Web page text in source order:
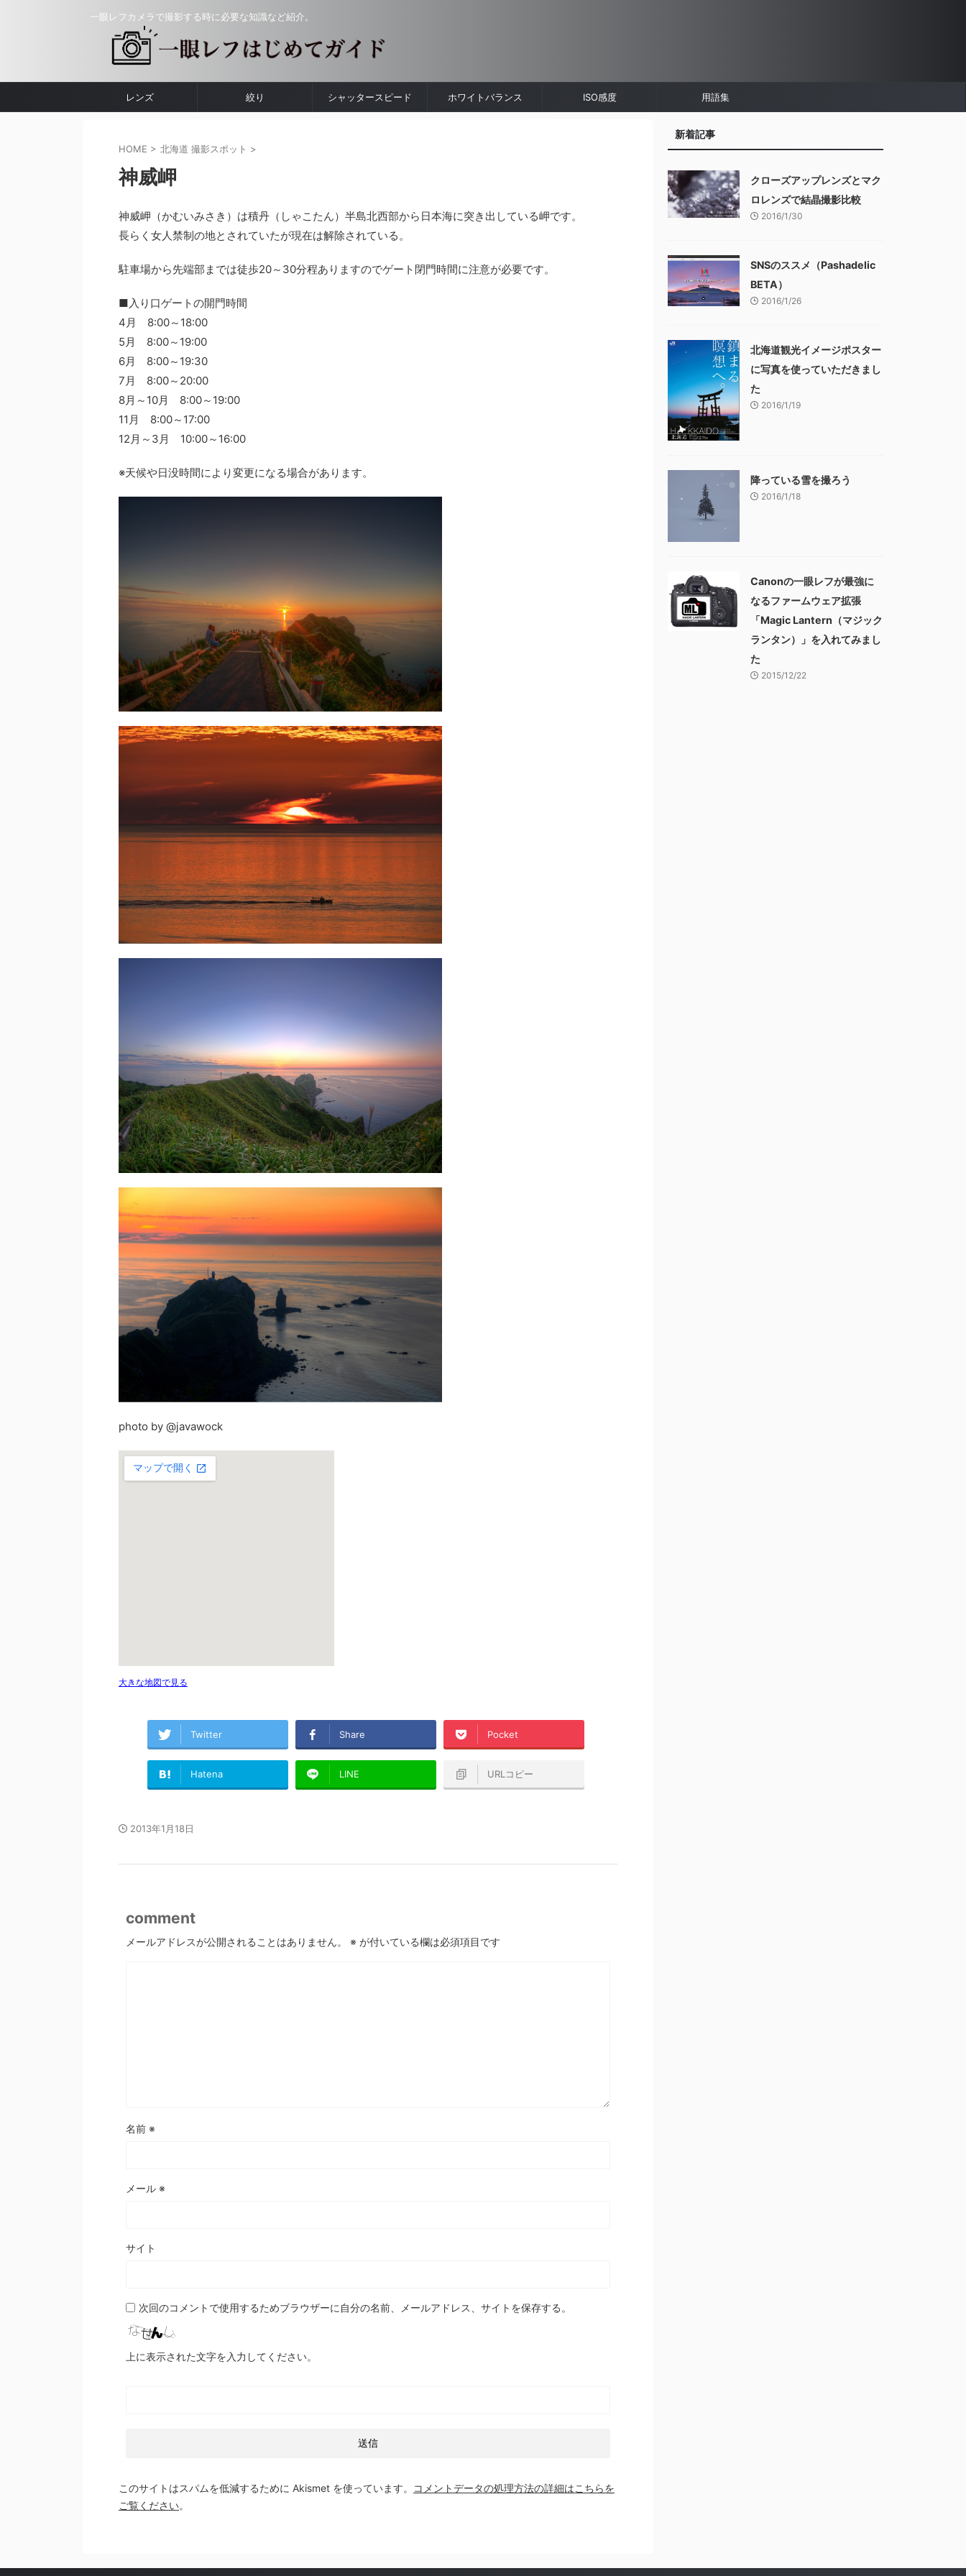
一眼レフカメラで撮影する時に必要な知識など紹介。
レンズ 絞り シャッタースピード ホワイトバランス ISO感度 用語集
HOME > 北海道 撮影スポット >
神威岬
神威岬（かむいみさき）は積丹（しゃこたん）半島北西部から日本海に突き出している岬です。
長らく女人禁制の地とされていたが現在は解除されている。
駐車場から先端部までは徒歩20～30分程ありますのでゲート閉門時間に注意が必要です。
■入り口ゲートの開門時間
4月 8:00～18:00
5月 8:00～19:00
6月 8:00～19:30
7月 8:00～20:00
8月～10月 8:00～19:00
11月 8:00～17:00
12月～3月 10:00～16:00
※天候や日没時間により変更になる場合があります。
photo by @javawock
大きな地図で見る
Twitter Share Pocket
Hatena LINE URLコピー
2013年1月18日
comment
メールアドレスが公開されることはありません。 ※ が付いている欄は必須項目です
名前 ※
メール ※
サイト
次回のコメントで使用するためブラウザーに自分の名前、メールアドレス、サイトを保存する。
上に表示された文字を入力してください。
このサイトはスパムを低減するために Akismet を使っています。
コメントデータの処理方法の詳細はこちらを
ご覧ください。
新着記事
クローズアップレンズとマク
ロレンズで結晶撮影比較
2016/1/30
SNSのススメ（Pashadelic
BETA）
2016/1/26
北海道観光イメージポスター
に写真を使っていただきまし
た
2016/1/19
降っている雪を撮ろう
2016/1/18
Canonの一眼レフが最強に
なるファームウェア拡張
「Magic Lantern（マジック
ランタン）」を入れてみまし
た
2015/12/22